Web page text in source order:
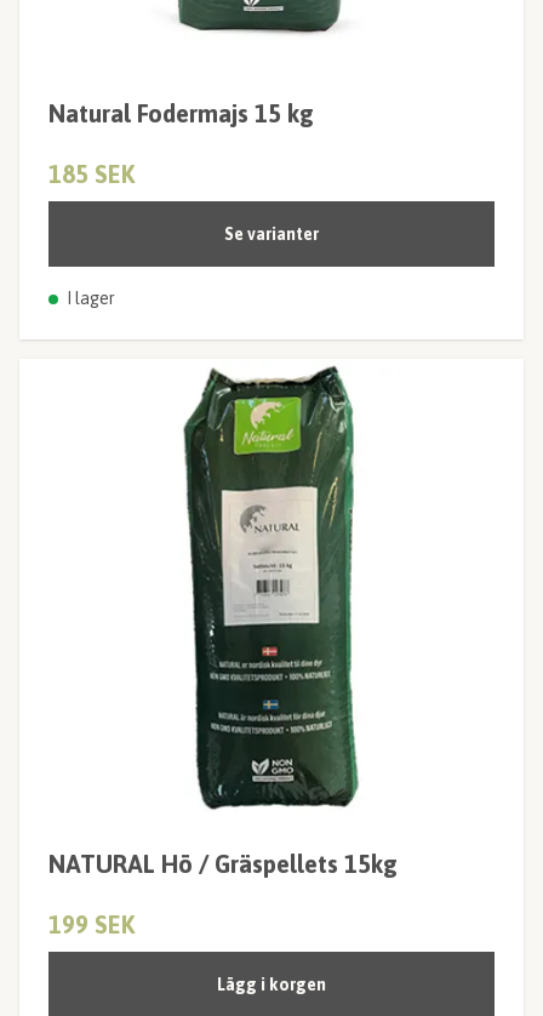
Natural Fodermajs 15 kg
185 SEK
Se varianter
I lager
NATURAL Hö / Gräspellets 15kg
199 SEK
Lägg i korgen